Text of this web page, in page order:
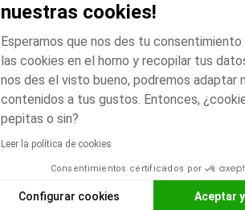
nuestras cookies!
Esperamos que nos des tu consentimiento
las cookies en el horno y recopilar tus
nos des el visto bueno, podremos adaptar
contenidos a tus gustos. Entonces,
pepitas o sin?
Leer la política de cookies
Consentimientos certificados por
Configurar cookies Aceptar